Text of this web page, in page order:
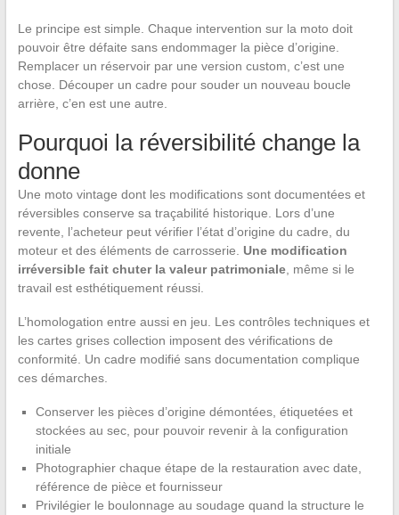
Le principe est simple. Chaque intervention sur la moto doit
pouvoir être défaite sans endommager la pièce d’origine.
Remplacer un réservoir par une version custom, c’est une
chose. Découper un cadre pour souder un nouveau boucle
arrière, c’en est une autre.
Pourquoi la réversibilité change la
donne
Une moto vintage dont les modifications sont documentées et
réversibles conserve sa traçabilité historique. Lors d’une
revente, l’acheteur peut vérifier l’état d’origine du cadre, du
moteur et des éléments de carrosserie. Une modification
irréversible fait chuter la valeur patrimoniale, même si le
travail est esthétiquement réussi.
L’homologation entre aussi en jeu. Les contrôles techniques et
les cartes grises collection imposent des vérifications de
conformité. Un cadre modifié sans documentation complique
ces démarches.
Conserver les pièces d’origine démontées, étiquetées et
stockées au sec, pour pouvoir revenir à la configuration
initiale
Photographier chaque étape de la restauration avec date,
référence de pièce et fournisseur
Privilégier le boulonnage au soudage quand la structure le